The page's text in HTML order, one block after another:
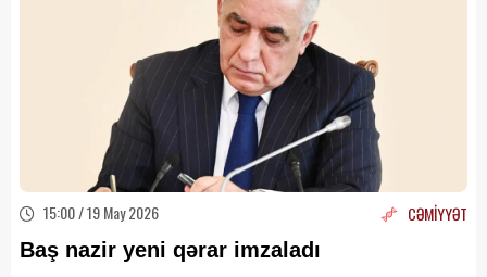
15:00 / 19 May 2026 CƏMİYYƏT
Baş nazir yeni qərar imzaladı